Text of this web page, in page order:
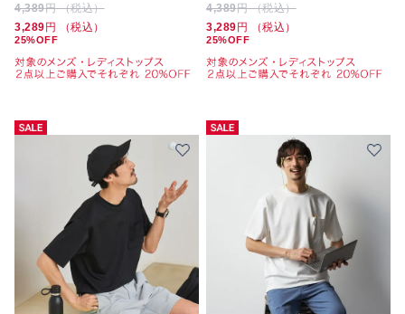
4,389円 （税込）
3,289円 （税込）
25%OFF
4,389円 （税込）
3,289円 （税込）
25%OFF